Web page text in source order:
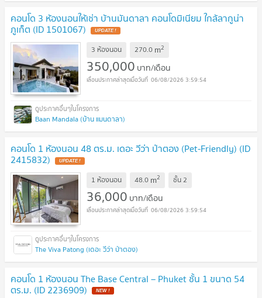
คอนโด 3 ห้องนอนให้เช่า บ้านมันดาลา คอนโดมิเนียม ใกล้ลากูน่า
ภูเก็ต (ID 1501067) UPDATE !
3 ห้องนอน 270.0 m2
350,000 บาท/เดือน
06/08/2026 3:59:54
Baan Mandala (บ้าน แมนดาลา)
คอนโด 1 ห้องนอน 48 ตร.ม. เดอะ วีว่า ป่าตอง (Pet-Friendly) (ID
2415832) UPDATE !
1 ห้องนอน 48.0 m2 ชั้น2
36,000 บาท/เดือน
06/08/2026 3:59:54
The Viva Patong (เดอะ วีว่า ป่าตอง)
คอนโด 1 ห้องนอน The Base Central – Phuket ชั้น 1 ขนาด 54
ตร.ม. (ID 2236909) NEW !